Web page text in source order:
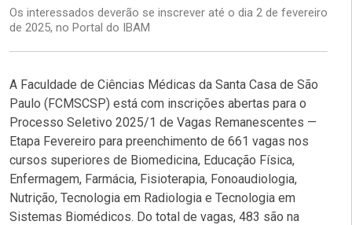
Os interessados deverão se inscrever até o dia 2 de fevereiro
de 2025, no Portal do IBAM
A Faculdade de Ciências Médicas da Santa Casa de São
Paulo (FCMSCSP) está com inscrições abertas para o
Processo Seletivo 2025/1 de Vagas Remanescentes —
Etapa Fevereiro para preenchimento de 661 vagas nos
cursos superiores de Biomedicina, Educação Física,
Enfermagem, Farmácia, Fisioterapia, Fonoaudiologia,
Nutrição, Tecnologia em Radiologia e Tecnologia em
Sistemas Biomédicos. Do total de vagas, 483 são na